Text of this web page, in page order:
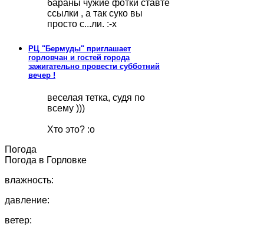
бараны чужие фотки ставте
ссылки , а так суко вы
просто с...ли. :-x
РЦ "Бермуды" приглашает
горловчан и гостей города
зажигательно провести субботний
вечер !
веселая тетка, судя по
всему )))
Хто это? :o
Погода
Погода в Горловке
влажность:
давление:
ветер: